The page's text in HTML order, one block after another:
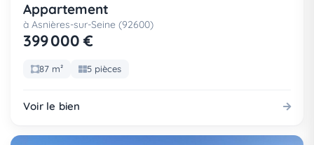
Appartement
à Asnières-sur-Seine (92600)
399 000 €
87 m² 5 pièces
Voir le bien